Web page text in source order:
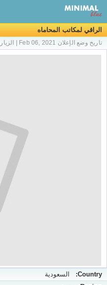
الراقي لمكاتب المحاماه
تاريخ وضع الإعلان Feb 06, 2021 | الزيارات: 625 | رقم البضاعة: #275183
Country:
السعودية